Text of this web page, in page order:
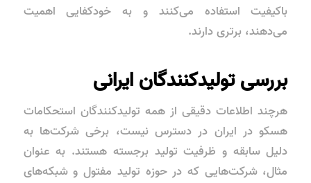
باکیفیت استفاده می‌کنند و به خودکفایی اهمیت
می‌دهند، برتری دارند.
بررسی تولیدکنندگان ایرانی
هرچند اطلاعات دقیقی از همه تولیدکنندگان استحکامات
هسکو در ایران در دسترس نیست، برخی شرکت‌ها به
دلیل سابقه و ظرفیت تولید برجسته هستند. به عنوان
مثال، شرکت‌هایی که در حوزه تولید مفتول و شبکه‌های